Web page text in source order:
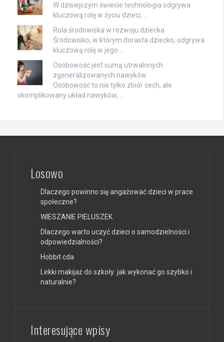
W dzisiejszym świecie technologia odgrywa
kluczową rolę w życiu dzieci, …
Rola środowiska w rozwoju dziecka
Środowisko, w którym dorasta dziecko, odgrywa
kluczową rolę w jego …
Osobowość jest sumą utrwalonych
zgeneralizowanych nawyków
Osobowość to nie tylko zbiór cech, ale
skomplikowany układ nawyków, …
Losowo
Dlaczego powinno się angażować dzieci w prace
społeczne?
WIESZANIE PIELUSZEK
Dlaczego warto uczyć dzieci o samodzielności i
odpowiedzialności?
Hobbit cda
Lekki makijaż do szkoły: jak wykonać go szybko i
naturalnie?
Interesujące wpisy